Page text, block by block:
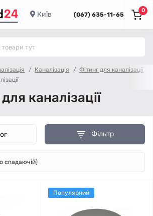
Київ (067) 635-11-65
0
Каналізація
Фітинг для каналізації
каналізації
Фільтр
Популярний